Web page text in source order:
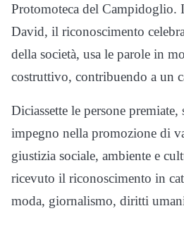
Protomoteca del Campidoglio.
David, il riconoscimento
della società, usa le parole in
costruttivo, contribuendo a un
Diciassette le persone
impegno nella promozione di
giustizia sociale, ambiente e
ricevuto il riconoscimento in
moda, giornalismo, diritti